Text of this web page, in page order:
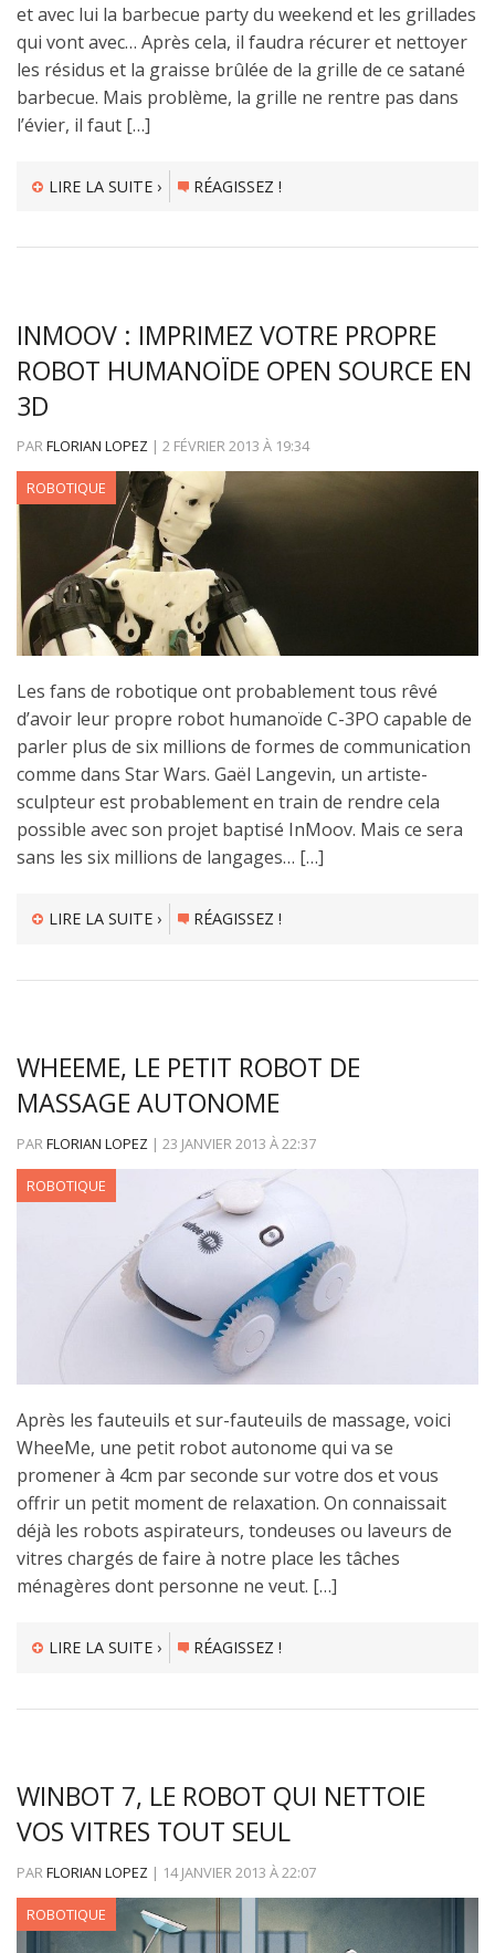
et avec lui la barbecue party du weekend et les grillades
qui vont avec… Après cela, il faudra récurer et nettoyer
les résidus et la graisse brûlée de la grille de ce satané
barbecue. Mais problème, la grille ne rentre pas dans
l’évier, il faut […]
LIRE LA SUITE › RÉAGISSEZ !
INMOOV : IMPRIMEZ VOTRE PROPRE
ROBOT HUMANOÏDE OPEN SOURCE EN
3D
PARFLORIAN LOPEZ | 2 FÉVRIER 2013 À 19:34
ROBOTIQUE
Les fans de robotique ont probablement tous rêvé
d’avoir leur propre robot humanoïde C-3PO capable de
parler plus de six millions de formes de communication
comme dans Star Wars. Gaël Langevin, un artiste-
sculpteur est probablement en train de rendre cela
possible avec son projet baptisé InMoov. Mais ce sera
sans les six millions de langages… […]
LIRE LA SUITE › RÉAGISSEZ !
WHEEME, LE PETIT ROBOT DE
MASSAGE AUTONOME
PARFLORIAN LOPEZ | 23 JANVIER 2013 À22:37
ROBOTIQUE
Après les fauteuils et sur-fauteuils de massage, voici
WheeMe, une petit robot autonome qui va se
promener à 4cm par seconde sur votre dos et vous
offrir un petit moment de relaxation. On connaissait
déjà les robots aspirateurs, tondeuses ou laveurs de
vitres chargés de faire à notre place les tâches
ménagères dont personne ne veut. […]
LIRE LA SUITE › RÉAGISSEZ !
WINBOT 7, LE ROBOT QUI NETTOIE
VOS VITRES TOUT SEUL
PARFLORIAN LOPEZ | 14 JANVIER 2013 À22:07
ROBOTIQUE